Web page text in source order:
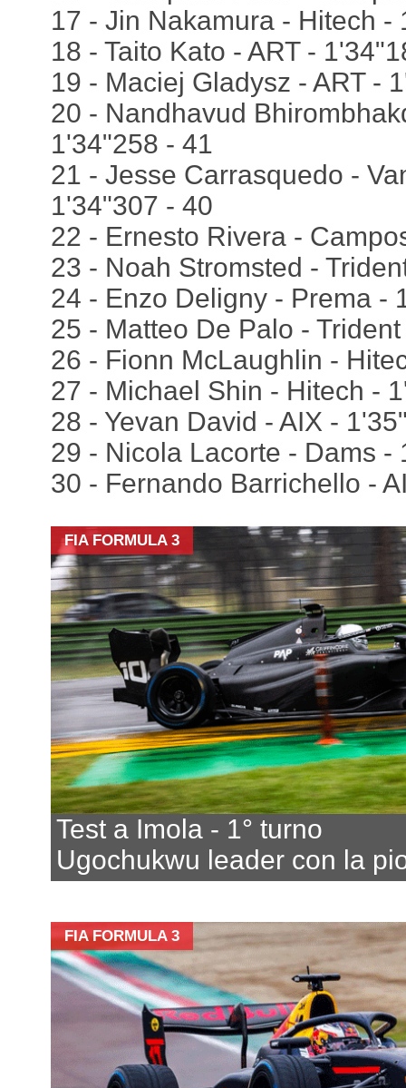
17 - Jin Nakamura - Hitech -
18 - Taito Kato - ART -
19 - Maciej Gladysz - ART -
20 - Nandhavud
1'34"258 - 41
21 - Jesse Carrasquedo -
1'34"307 - 40
22 - Ernesto Rivera -
23 - Noah Stromsted -
24 - Enzo Deligny - Prema -
25 - Matteo De Palo -
26 - Fionn McLaughlin -
27 - Michael Shin - Hitech -
28 - Yevan David - AIX -
29 - Nicola Lacorte - Dams -
30 - Fernando Barrichello -
FIA FORMULA 3
Test a Imola - 1° turno
Ugochukwu leader con la
FIA FORMULA 3